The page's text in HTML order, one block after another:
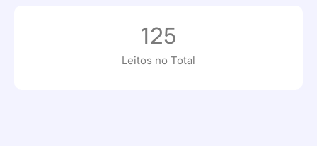
Leitos no Total
125